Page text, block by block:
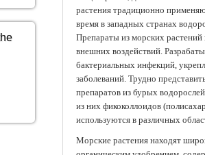
растения традиционно
время в западных странах
Препараты из морских
внешних воздействий.
бактериальных инфекций,
заболеваний. Трудно
препаратов из бурых
из них фикоколлоидов
используются в различных
Морские растения находят